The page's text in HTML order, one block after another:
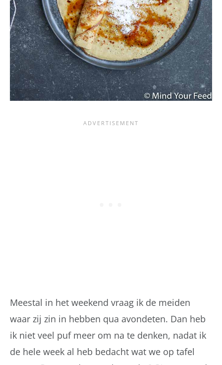
Meestal in het weekend vraag ik de meiden
waar zij zin in hebben qua avondeten. Dan heb
ik niet veel puf meer om na te denken, nadat ik
de hele week al heb bedacht wat we op tafel